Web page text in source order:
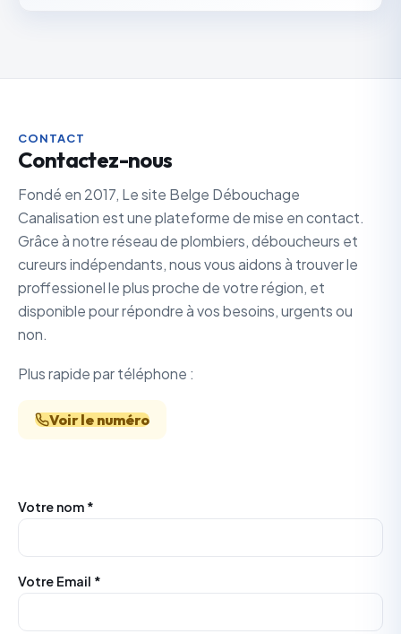
CONTACT
Contactez-nous
Fondé en 2017, Le site Belge Débouchage
Canalisation est une plateforme de mise en contact.
Grâce à notre réseau de plombiers, déboucheurs et
cureurs indépendants, nous vous aidons à trouver le
proffessionel le plus proche de votre région, et
disponible pour répondre à vos besoins, urgents ou
non.
Plus rapide par téléphone :
Voir le numéro
Votre nom *
Votre Email *